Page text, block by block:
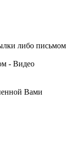
либо письмом
- Видео
Вами